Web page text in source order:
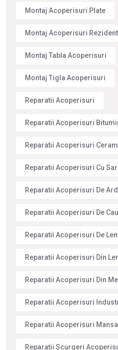
Montaj Acoperisuri Plate
Montaj Acoperisuri
Montaj Tabla Acoperisuri
Montaj Tigla Acoperisuri
Reparatii Acoperisuri
Reparatii Acoperisuri
Reparatii Acoperisuri
Reparatii Acoperisuri Cu
Reparatii Acoperisuri De
Reparatii Acoperisuri De
Reparatii Acoperisuri De
Reparatii Acoperisuri Din
Reparatii Acoperisuri Din
Reparatii Acoperisuri
Reparatii Acoperisuri
Reparatii Scurgeri